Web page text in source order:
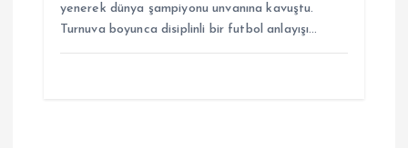
yenerek dünya şampiyonu unvanına kavuştu.
Turnuva boyunca disiplinli bir futbol anlayışı…